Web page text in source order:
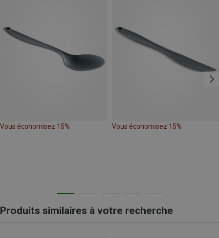
Vous économisez 15% Vous économisez 15%
Produits similaires à votre recherche